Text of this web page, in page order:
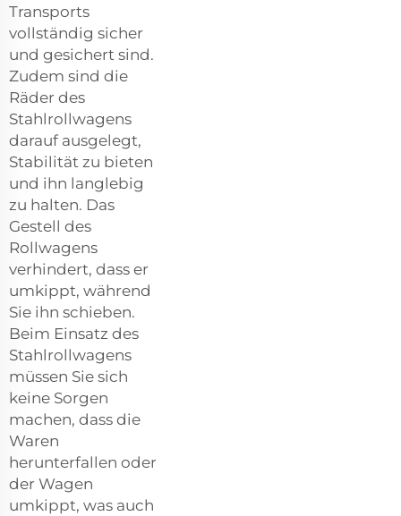
Transports
vollständig sicher
und gesichert sind.
Zudem sind die
Räder des
Stahlrollwagens
darauf ausgelegt,
Stabilität zu bieten
und ihn langlebig
zu halten. Das
Gestell des
Rollwagens
verhindert, dass er
umkippt, während
Sie ihn schieben.
Beim Einsatz des
Stahlrollwagens
müssen Sie sich
keine Sorgen
machen, dass die
Waren
herunterfallen oder
der Wagen
umkippt, was auch